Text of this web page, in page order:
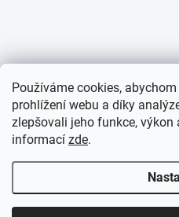
Používáme cookies,
prohlížení webu a díky
zlepšovali jeho funkce, výkon
informací zde.